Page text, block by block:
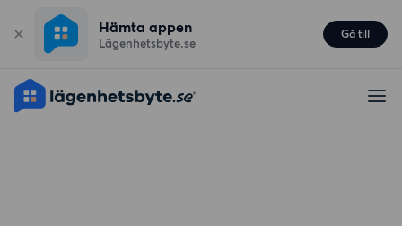
Hämta appen
Lägenhetsbyte.se
Gå till